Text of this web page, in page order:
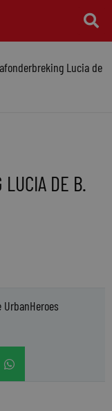
Lucia de
LUCIA DE B.
UrbanHeroes